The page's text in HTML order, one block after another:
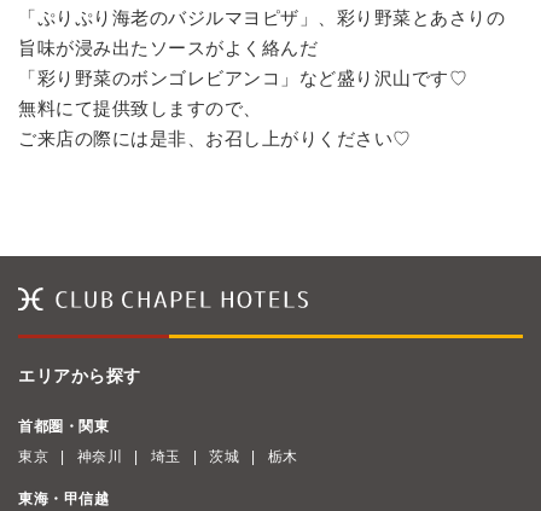
「ぷりぷり海老のバジルマヨピザ」、彩り野菜とあさりの
旨味が浸み出たソースがよく絡んだ
「彩り野菜のボンゴレビアンコ」など盛り沢山です♡
無料にて提供致しますので、
ご来店の際には是非、お召し上がりください♡
エリアから探す
首都圏・関東
東京
神奈川 埼玉 茨城 栃木
東海・甲信越